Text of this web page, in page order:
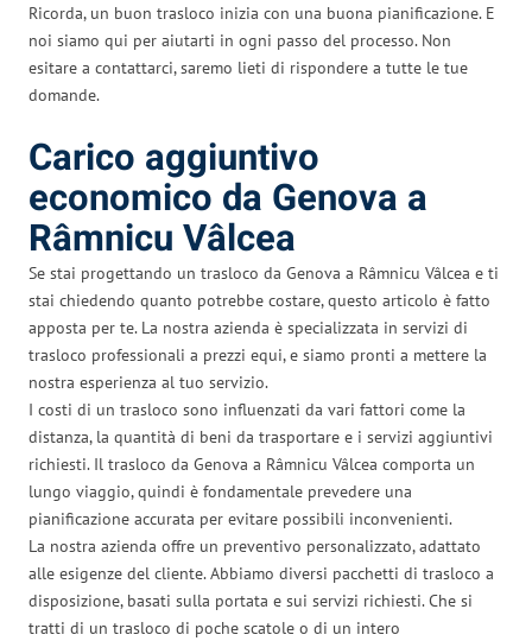
Ricorda, un buon trasloco inizia con una buona pianificazione. E
noi siamo qui per aiutarti in ogni passo del processo. Non
esitare a contattarci, saremo lieti di rispondere a tutte le tue
domande.
Carico aggiuntivo
economico da Genova a
Râmnicu Vâlcea
Se stai progettando un trasloco da Genova a Râmnicu Vâlcea e ti
stai chiedendo quanto potrebbe costare, questo articolo è fatto
apposta per te. La nostra azienda è specializzata in servizi di
trasloco professionali a prezzi equi, e siamo pronti a mettere la
nostra esperienza al tuo servizio.
I costi di un trasloco sono influenzati da vari fattori come la
distanza, la quantità di beni da trasportare e i servizi aggiuntivi
richiesti. Il trasloco da Genova a Râmnicu Vâlcea comporta un
lungo viaggio, quindi è fondamentale prevedere una
pianificazione accurata per evitare possibili inconvenienti.
La nostra azienda offre un preventivo personalizzato, adattato
alle esigenze del cliente. Abbiamo diversi pacchetti di trasloco a
disposizione, basati sulla portata e sui servizi richiesti. Che si
tratti di un trasloco di poche scatole o di un intero